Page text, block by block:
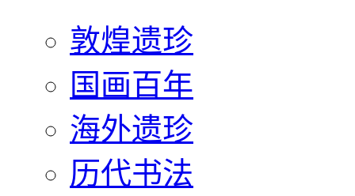
敦煌遗珍
国画百年
海外遗珍
历代书法